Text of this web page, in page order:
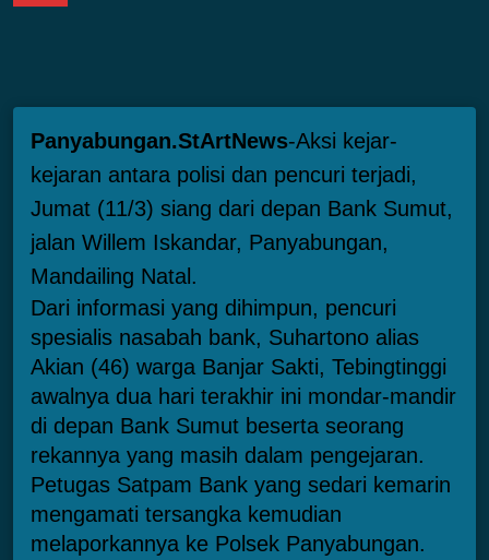
Panyabungan.StArtNews-Aksi kejar-
kejaran antara polisi dan pencuri terjadi,
Jumat (11/3) siang dari depan Bank Sumut,
jalan Willem Iskandar, Panyabungan,
Mandailing Natal.
Dari informasi yang dihimpun, pencuri
spesialis nasabah bank, Suhartono alias
Akian (46) warga Banjar Sakti, Tebingtinggi
awalnya dua hari terakhir ini mondar-mandir
di depan Bank Sumut beserta seorang
rekannya yang masih dalam pengejaran.
Petugas Satpam Bank yang sedari kemarin
mengamati tersangka kemudian
melaporkannya ke Polsek Panyabungan.